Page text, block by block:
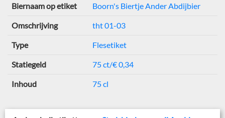
Biernaam op etiket Boorn's Biertje Ander Abdijbier
Omschrijving tht 01-03
Type Flesetiket
Statiegeld 75 ct/€ 0,34
Inhoud 75 cl